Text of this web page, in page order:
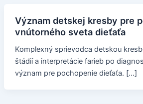
Význam detskej kresby pre
vnútorného sveta dieťaťa
Komplexný sprievodca detskou
štádií a interpretácie farieb po
význam pre pochopenie dieťaťa. […]